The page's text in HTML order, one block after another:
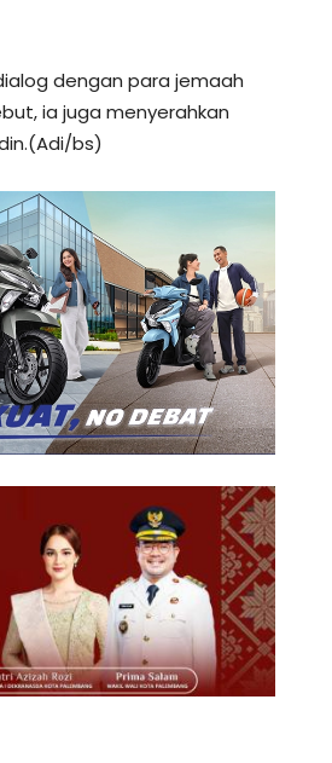
dengan para jemaah
ia juga menyerahkan
bs)